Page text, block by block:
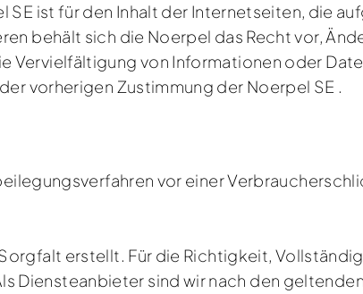
ist für den Inhalt der Internetseiten, die
behält sich die Noerpel das Recht vor,
Vervielfältigung von Informationen oder
vorherigen Zustimmung der Noerpel SE .
vor einer
erstellt. Für die Richtigkeit,
Diensteanbieter sind wir nach den